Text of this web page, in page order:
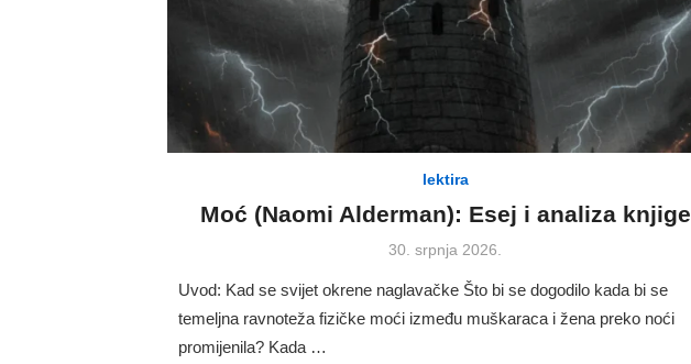
lektira
Moć (Naomi Alderman): Esej i analiza knjige
Posted
30. srpnja 2026.
Uvod: Kad se svijet okrene naglavačke Što bi se dogodilo kada bi se
temeljna ravnoteža fizičke moći između muškaraca i žena preko noći
promijenila? Kada …